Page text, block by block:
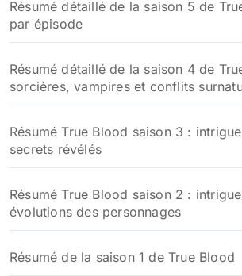
Résumé détaillé de la saison 5 de
par épisode
Résumé détaillé de la saison 4 de
sorcières, vampires et conflits
Résumé True Blood saison 3 :
secrets révélés
Résumé True Blood saison 2 :
évolutions des personnages
Résumé de la saison 1 de True Blood